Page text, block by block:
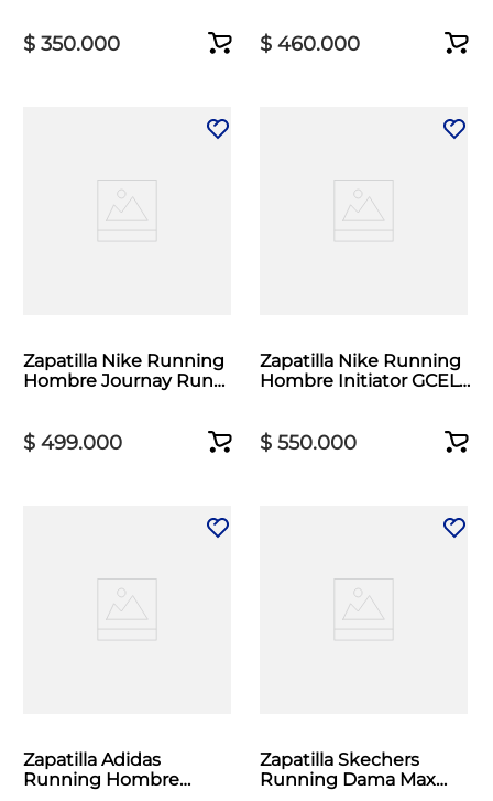
$ 350.000 $ 460.000
Zapatilla Nike Running
Hombre Journay Run
$ 499.000
Zapatilla Nike Running
Hombre Initiator GCEL
$ 550.000
Zapatilla Adidas
Running Hombre
Zapatilla Skechers
Running Dama Max